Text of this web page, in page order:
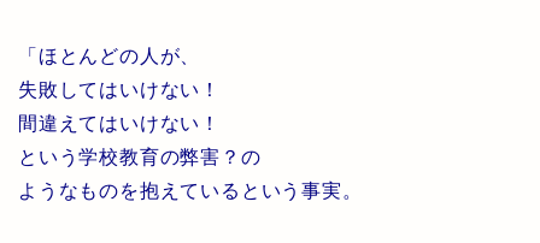
「ほとんどの人が、
失敗してはいけない！
間違えてはいけない！
という学校教育の弊害？の
ようなものを抱えているという事実。